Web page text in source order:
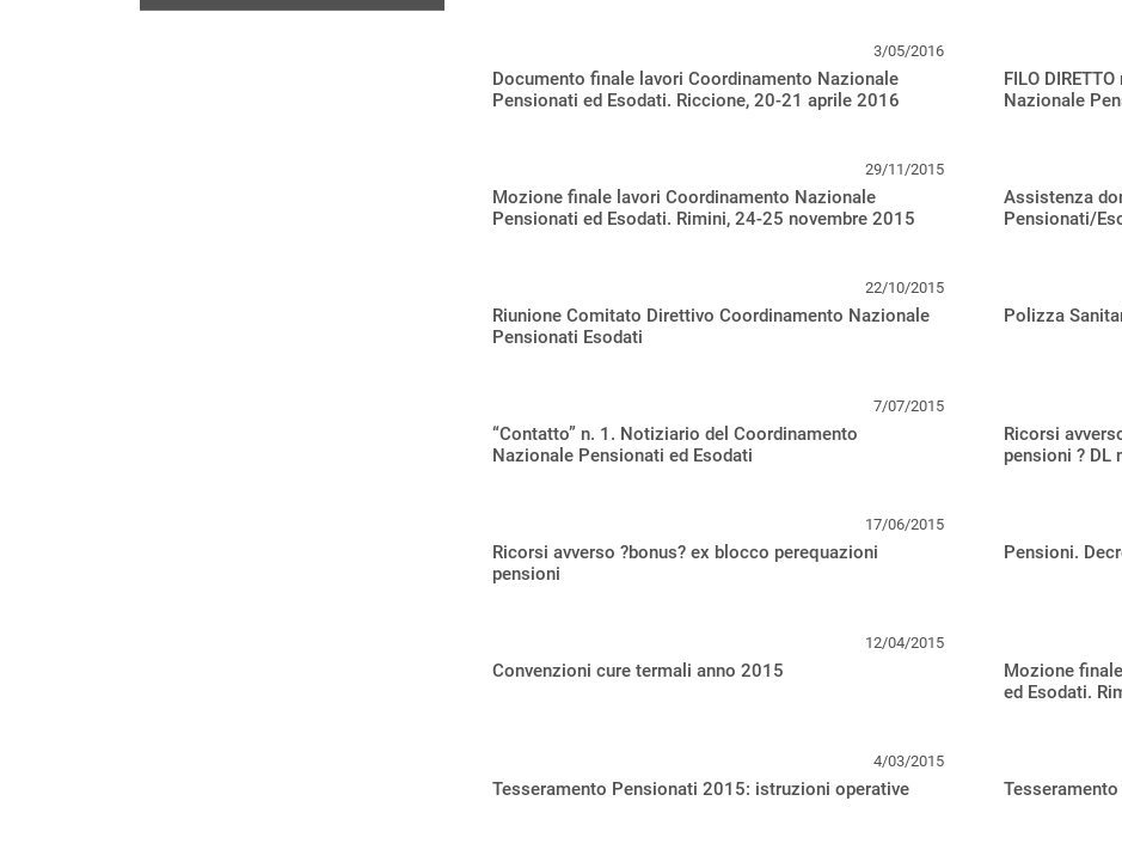
3/05/2016
Documento finale lavori Coordinamento Nazionale
Pensionati ed Esodati. Riccione, 20-21 aprile 2016
FILO
Nazionale
29/11/2015
Mozione finale lavori Coordinamento Nazionale
Pensionati ed Esodati. Rimini, 24-25 novembre 2015
Assistenza
Pensionati/
22/10/2015
Riunione Comitato Direttivo Coordinamento Nazionale
Pensionati Esodati
Polizza
7/07/2015
“Contatto” n. 1. Notiziario del Coordinamento
Nazionale Pensionati ed Esodati
Ricorsi
pensioni ? DL
17/06/2015
Ricorsi avverso ?bonus? ex blocco perequazioni
pensioni
Pensioni.
12/04/2015
Convenzioni cure termali anno 2015
Mozione
ed Esodati.
4/03/2015
Tesseramento Pensionati 2015: istruzioni operative